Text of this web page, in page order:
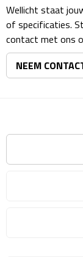
Heuptassen
Reizen
Wellicht staat
of specificaties.
contact met ons
NEEM